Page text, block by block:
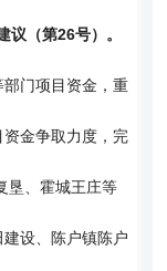
议（第26号）。
门项目资金，重
金争取力度，完
垦、霍城王庄等
设、陈户镇陈户